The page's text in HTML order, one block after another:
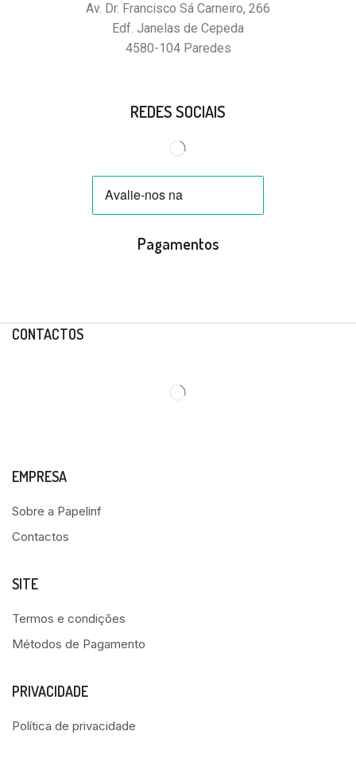
Av. Dr. Francisco Sá Carneiro, 266
Edf. Janelas de Cepeda
4580-104 Paredes
REDES SOCIAIS
Pagamentos
CONTACTOS
EMPRESA
Sobre a Papelinf
Contactos
SITE
Termos e condições
Métodos de Pagamento
PRIVACIDADE
Política de privacidade